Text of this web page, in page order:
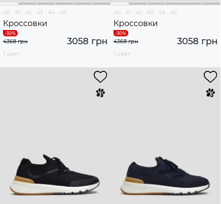
40 41 42 43 44 45
Кроссовки
3058 грн
4368 грн
1 цвет
40 41 42 43 44 45
Кроссовки
3058 грн
4368 грн
1 цвет